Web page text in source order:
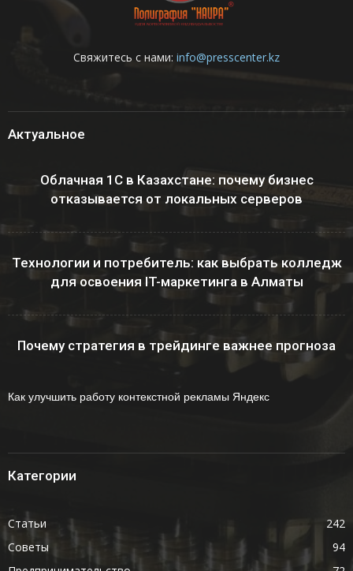
Свяжитесь с нами: info@presscenter.kz
Актуальное
Облачная 1С в Казахстане: почему бизнес
отказывается от локальных серверов
Технологии и потребитель: как выбрать колледж
для освоения IT-маркетинга в Алматы
Почему стратегия в трейдинге важнее прогноза
Как улучшить работу контекстной рекламы Яндекс
Категории
Статьи
242
Советы
94